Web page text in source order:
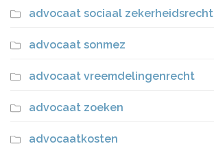
advocaat sociaal zekerheidsrecht
advocaat sonmez
advocaat vreemdelingenrecht
advocaat zoeken
advocaatkosten